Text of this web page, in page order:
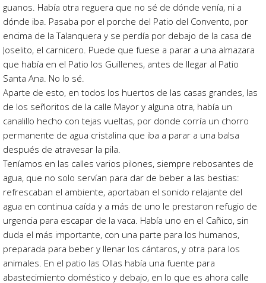
guanos. Había otra reguera que no sé de dónde venía, ni a
dónde iba. Pasaba por el porche del Patio del Convento, por
encima de la Talanquera y se perdía por debajo de la casa de
Joselito, el carnicero. Puede que fuese a parar a una almazara
que había en el Patio los Guillenes, antes de llegar al Patio
Santa Ana. No lo sé.
Aparte de esto, en todos los huertos de las casas grandes, las
de los señoritos de la calle Mayor y alguna otra, había un
canalillo hecho con tejas vueltas, por donde corría un chorro
permanente de agua cristalina que iba a parar a una balsa
después de atravesar la pila.
Teníamos en las calles varios pilones, siempre rebosantes de
agua, que no solo servían para dar de beber a las bestias:
refrescaban el ambiente, aportaban el sonido relajante del
agua en continua caída y a más de uno le prestaron refugio de
urgencia para escapar de la vaca. Había uno en el Cañico, sin
duda el más importante, con una parte para los humanos,
preparada para beber y llenar los cántaros, y otra para los
animales. En el patio las Ollas había una fuente para
abastecimiento doméstico y debajo, en lo que es ahora calle